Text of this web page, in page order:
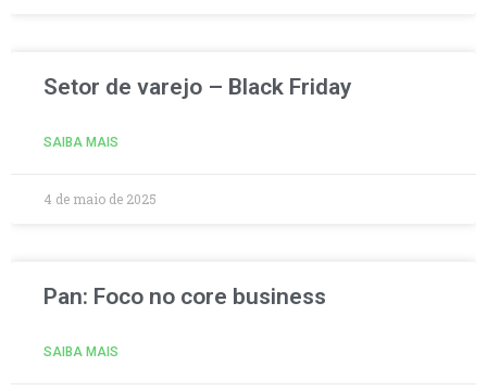
Setor de varejo – Black Friday
SAIBA MAIS
4 de maio de 2025
Pan: Foco no core business
SAIBA MAIS